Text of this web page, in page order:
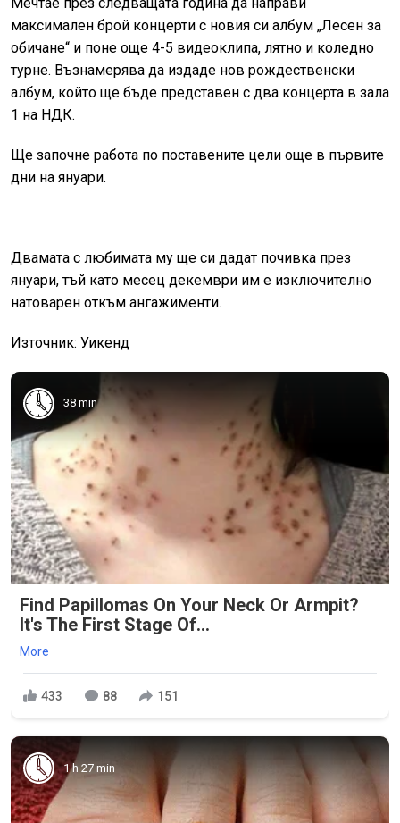
максимален брой концерти с новия си албум „Лесен за
обичане“ и поне още 4-5 видеоклипа, лятно и коледно
турне. Възнамерява да издаде нов рождественски
албум, който ще бъде представен с два концерта в зала
1 на НДК.
Ще започне работа по поставените цели още в първите
дни на януари.
Двамата с любимата му ще си дадат почивка през
януари, тъй като месец декември им е изключително
натоварен откъм ангажименти.
Източник: Уикенд
38 min
Find Papillomas On Your Neck Or Armpit?
It's The First Stage Of...
More
433 88 151
1 h 27 min